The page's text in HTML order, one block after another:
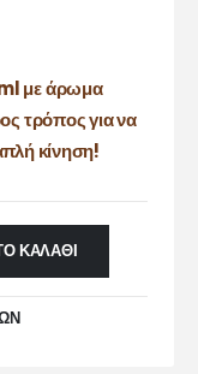
με άρωμα
τρόπος για να
κίνηση!
ΚΑΛΆΘΙ